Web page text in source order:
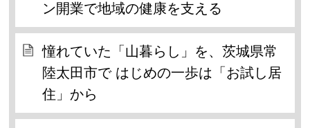
ン開業で地域の健康を支える
憧れていた「山暮らし」を、茨城県常
陸太田市で はじめの一歩は「お試し居
住」から